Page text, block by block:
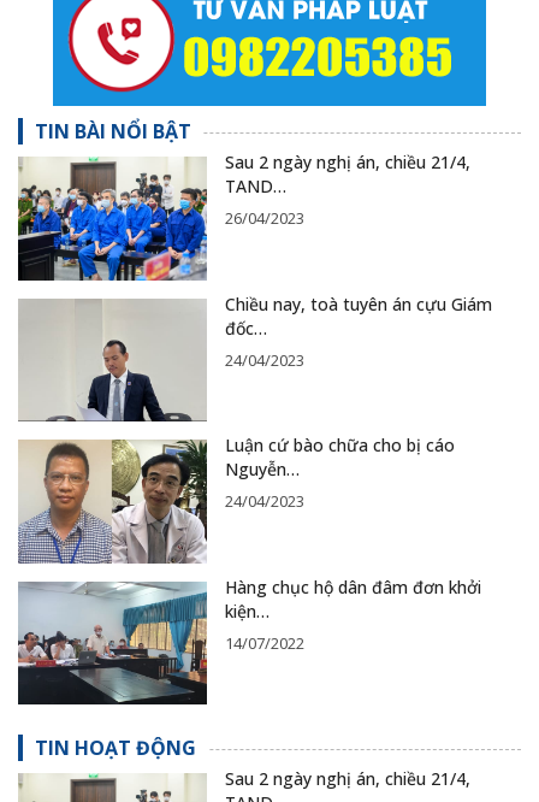
TIN BÀI NỔI BẬT
Sau 2 ngày nghị án, chiều 21/4,
TAND…
26/04/2023
Chiều nay, toà tuyên án cựu Giám
đốc…
24/04/2023
Luận cứ bào chữa cho bị cáo
Nguyễn…
24/04/2023
Hàng chục hộ dân đâm đơn khởi
kiện…
14/07/2022
TIN HOẠT ĐỘNG
Sau 2 ngày nghị án, chiều 21/4,